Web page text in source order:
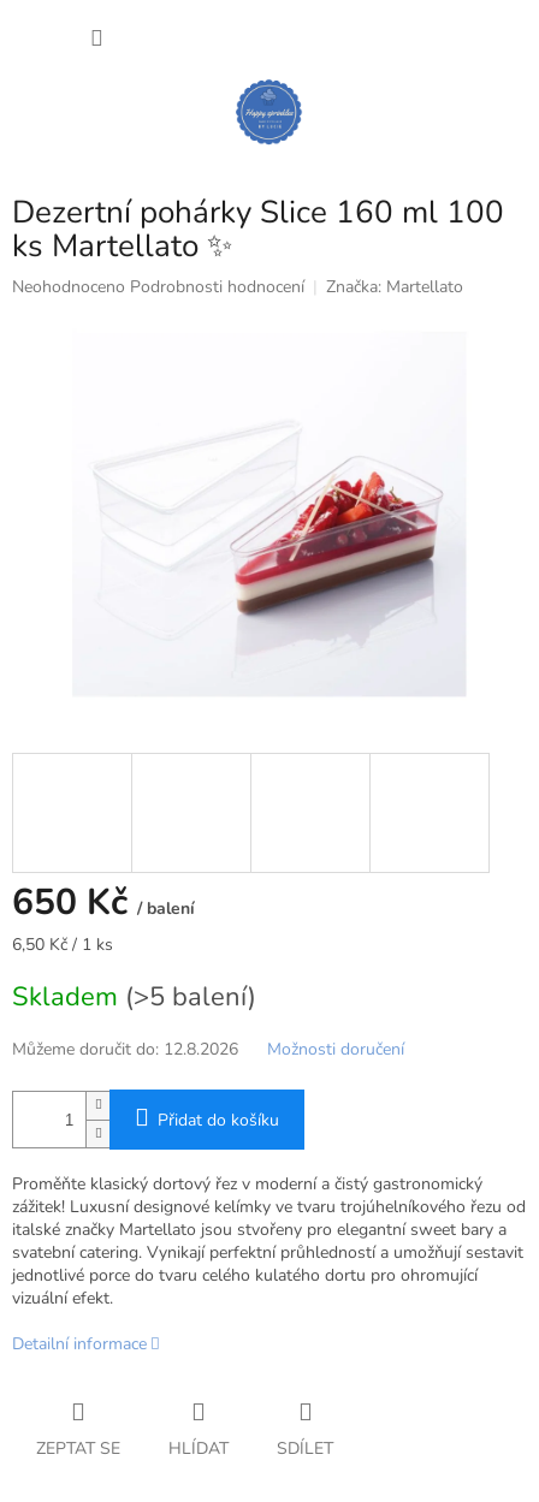
Dezertní pohárky Slice 160 ml 100
ks Martellato ✨
Průměrné
Neohodnoceno Podrobnosti hodnocení Značka: Martellato
650 Kč / balení
Měrná
6,50 Kč / 1 ks
Skladem (>5 balení)
Můžeme doručit do: 12.8.2026 Možnosti doručení
Přidat do košíku
Proměňte klasický dortový řez v moderní a čistý gastronomický
zážitek! Luxusní designové kelímky ve tvaru trojúhelníkového řezu od
italské značky Martellato jsou stvořeny pro elegantní sweet bary a
svatební catering. Vynikají perfektní průhledností a umožňují sestavit
jednotlivé porce do tvaru celého kulatého dortu pro ohromující
vizuální efekt.
Detailní informace
ZEPTAT SE HLÍDAT SDÍLET